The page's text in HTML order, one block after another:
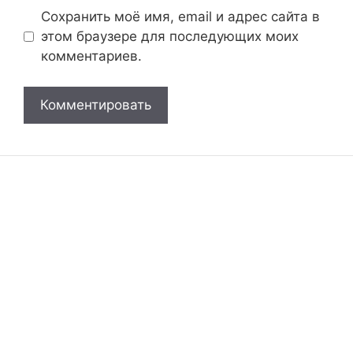
Сохранить моё имя, email и адрес сайта в
этом браузере для последующих моих
комментариев.